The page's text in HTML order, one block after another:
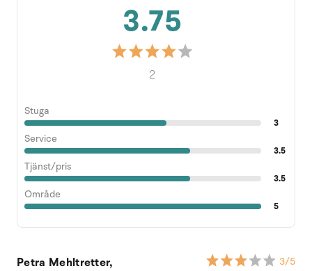
3.75
2
Stuga
3
Service
3.5
Tjänst/pris
3.5
Område
5
Petra Mehltretter, 3/5